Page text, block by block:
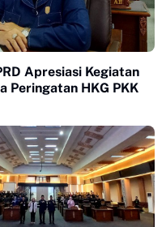
Apresiasi Kegiatan
Peringatan HKG PKK